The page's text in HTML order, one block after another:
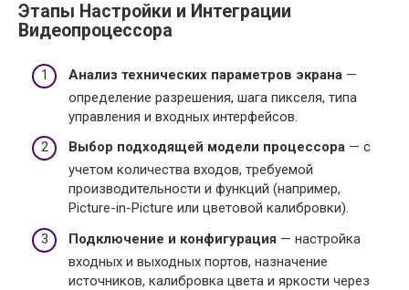
Этапы Настройки и Интеграции
Видеопроцессора
Анализ технических параметров экрана —
определение разрешения, шага пикселя, типа
управления и входных интерфейсов.
Выбор подходящей модели процессора — с
учетом количества входов, требуемой
производительности и функций (например,
Picture-in-Picture или цветовой калибровки).
Подключение и конфигурация — настройка
входных и выходных портов, назначение
источников, калибровка цвета и яркости через